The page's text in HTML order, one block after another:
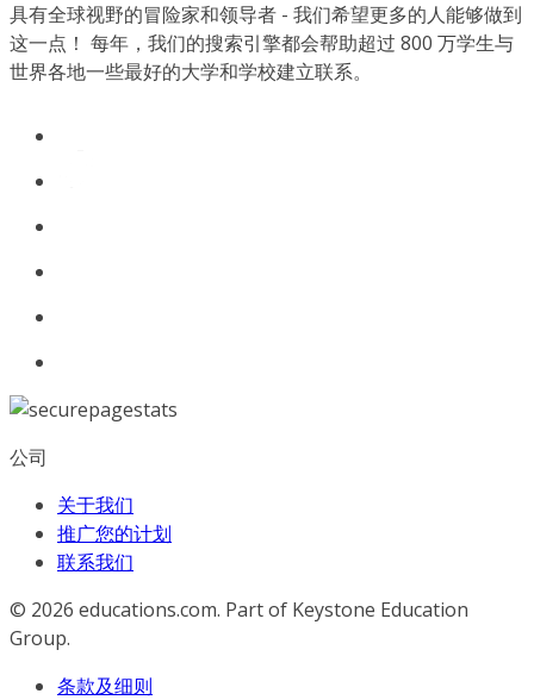
具有全球视野的冒险家和领导者 - 我们希望更多的人能够做到
这一点！ 每年，我们的搜索引擎都会帮助超过 800 万学生与
世界各地一些最好的大学和学校建立联系。
公司
关于我们
推广您的计划
联系我们
© 2026 educations.com. Part of Keystone Education
Group.
条款及细则